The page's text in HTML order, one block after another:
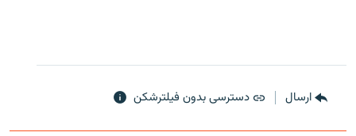
ارسال دسترسی بدون فیلترشکن